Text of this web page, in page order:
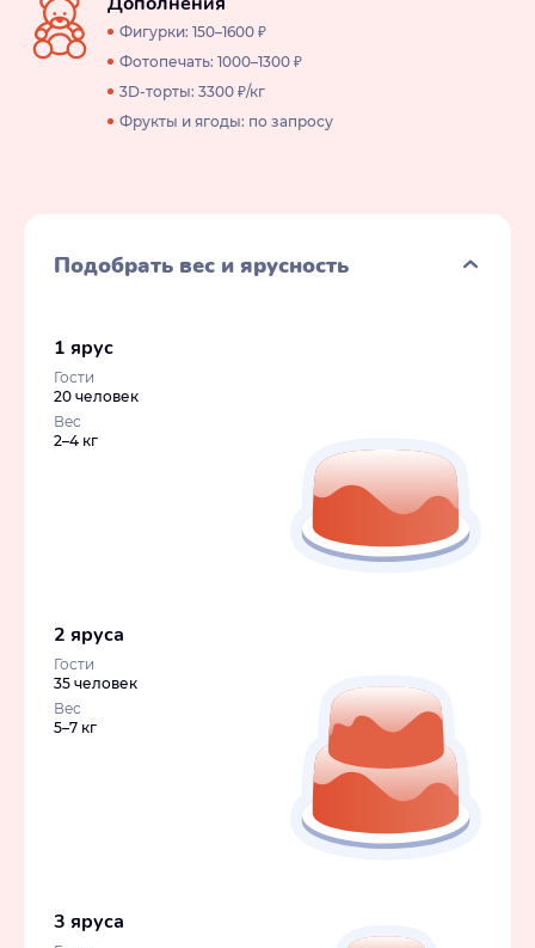
Фигурки: 150–1600 ₽
Фотопечать: 1000–1300 ₽
3D-торты: 3300 ₽/кг
Фрукты и ягоды: по запросу
Подобрать вес и ярусность
1 ярус
Гости
20 человек
Вес
2–4 кг
2 яруса
Гости
35 человек
Вес
5–7 кг
3 яруса